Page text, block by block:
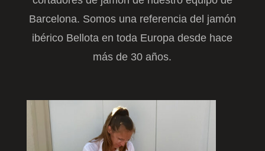
Barcelona. Somos una referencia del jamón
ibérico Bellota en toda Europa desde hace
más de 30 años.